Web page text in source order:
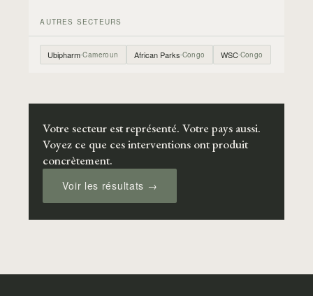
AUTRES SECTEURS
Ubipharm Cameroun African Parks Congo WSC Congo
Votre secteur est représenté. Votre pays aussi.
Voyez ce que ces interventions ont produit
concrètement.
Voir les résultats →